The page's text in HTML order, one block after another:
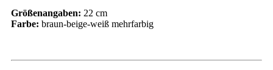
Größenangaben: 22 cm
Farbe: braun-beige-weiß mehrfarbig